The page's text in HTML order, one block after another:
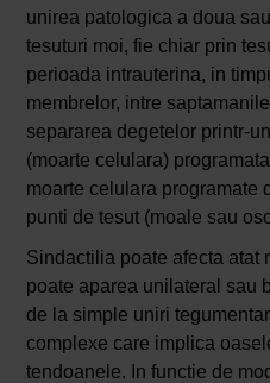
unirea patologica a doua
tesuturi moi, fie chiar prin
perioada intrauterina, in
membrelor, intre
separarea degetelor printr-
(moarte celulara)
moarte celulara programate
punti de tesut (moale sau
Sindactilia poate afecta atat
poate aparea unilateral sau
de la simple uniri
complexe care implica
tendoanele. In functie de